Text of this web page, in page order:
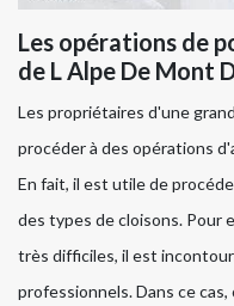
Les opérations de
de L Alpe De Mont
Les propriétaires d'une
procéder à des opérations
En fait, il est utile de
des types de cloisons.
très difficiles, il est
professionnels. Dans ce